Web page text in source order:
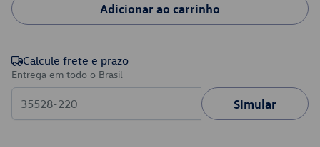
Adicionar ao carrinho
Calcule frete e prazo
Entrega em todo o Brasil
Simular